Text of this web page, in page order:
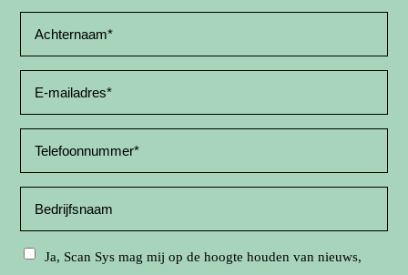
Ja, Scan Sys mag mij op de hoogte houden van nieuws,